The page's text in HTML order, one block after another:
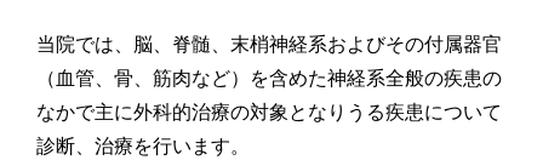
当院では、脳、脊髄、末梢神経系およびその付属器官
（血管、骨、筋肉など）を含めた神経系全般の疾患の
なかで主に外科的治療の対象となりうる疾患について
診断、治療を行います。